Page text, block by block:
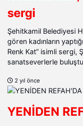
sergi
Şehitkamil Belediyesi
gören kadınların
Renk Kat” isimli sergi,
sanatseverlerle
2 yıl önce
YENİDEN